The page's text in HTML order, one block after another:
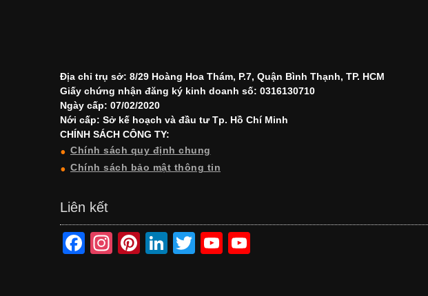
Địa chỉ trụ sở: 8/29 Hoàng Hoa Thám, P.7, Quận Bình Thạnh, TP. HCM
Giấy chứng nhận đăng ký kinh doanh số: 0316130710
Ngày cấp: 07/02/2020
Nới cấp: Sở kế hoạch và đầu tư Tp. Hồ Chí Minh
CHÍNH SÁCH CÔNG TY:
Chính sách quy định chung
Chính sách bảo mật thông tin
Liên kết
F
In
Pi
Li
T
Y